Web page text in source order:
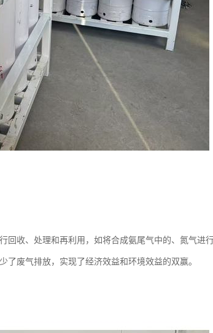
回收、处理和再利用，如将合成氨尾气中的、氮气进
废气排放，实现了经济效益和环境效益的双赢。